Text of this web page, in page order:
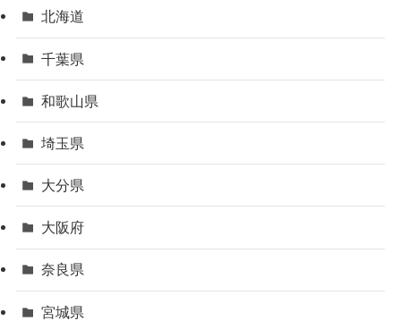
北海道
千葉県
和歌山県
埼玉県
大分県
大阪府
奈良県
宮城県